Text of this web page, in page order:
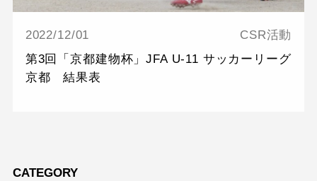
2022/12/01
CSR活動
第3回「京都建物杯」JFA U-11 サッカーリーグ
京都 結果表
CATEGORY